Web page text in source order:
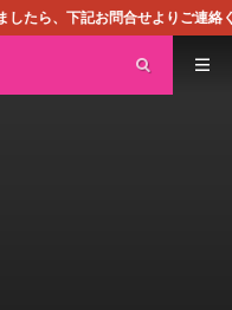
よりご連絡ください。即刻